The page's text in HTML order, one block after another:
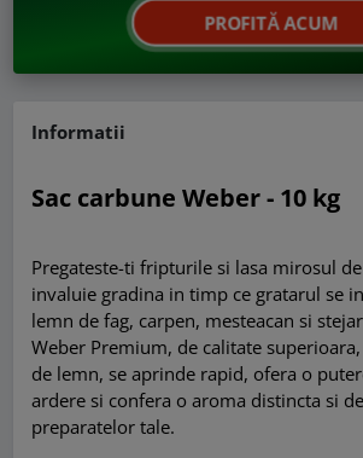
PROFITĂ ACUM
Informatii
Sac carbune Weber - 10 kg
Pregateste-ti fripturile si lasa mirosul
invaluie gradina in timp ce gratarul se
lemn de fag, carpen, mesteacan si
Weber Premium, de calitate
de lemn, se aprinde rapid, ofera o
ardere si confera o aroma distincta si
preparatelor tale.